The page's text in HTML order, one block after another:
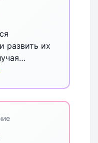
развить их